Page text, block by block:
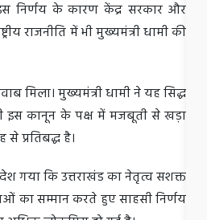
निर्णय के कारण केंद्र सरकार और
राजनीति में भी मुख्यमंत्री धामी की
मिला। मुख्यमंत्री धामी ने यह सिद्ध
इस कानून के पक्ष में मजबूती से खड़ा
प्रतिबद्ध है।
गया कि उत्तराखंड का नेतृत्व सशक्त
का सम्मान करते हुए साहसी निर्णय